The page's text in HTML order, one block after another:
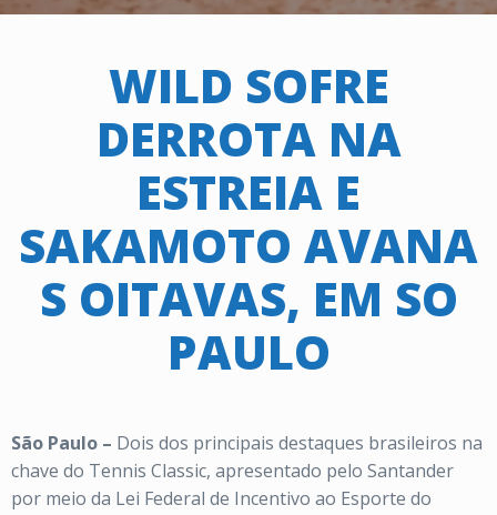
WILD SOFRE
DERROTA NA
ESTREIA E
SAKAMOTO AVANA
S OITAVAS, EM SO
PAULO
São Paulo – Dois dos principais destaques brasileiros na
chave do Tennis Classic, apresentado pelo Santander
por meio da Lei Federal de Incentivo ao Esporte do